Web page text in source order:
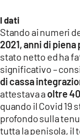
I dati
Stando ai numeri
2021, anni di
stato netto ed ha
significativo –
di cassa
attestava a oltre
quando il Covid 19
profondo sulla
tutta la penisola, il